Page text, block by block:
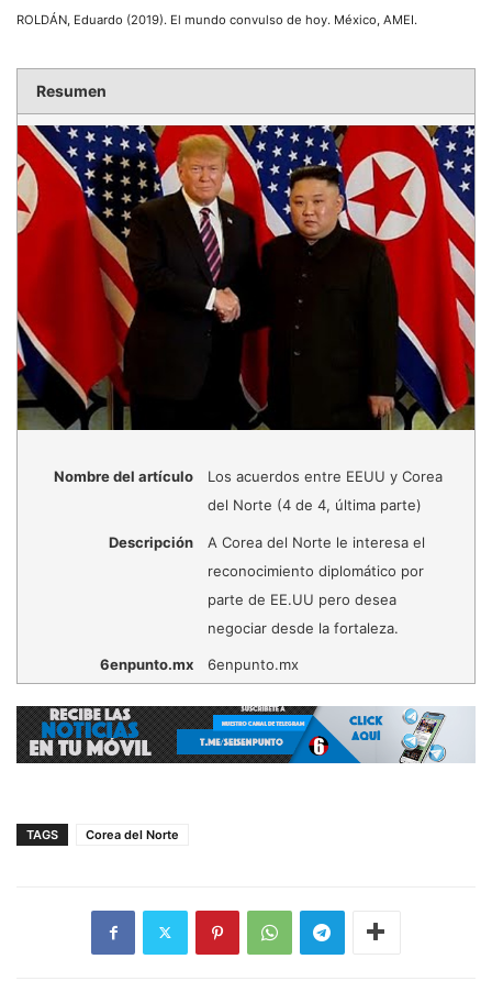
ROLDÁN, Eduardo (2019). El mundo convulso de hoy. México, AMEI.
Resumen
Nombre del artículo
Los acuerdos entre EEUU y Corea
del Norte (4 de 4, última parte)
Descripción
A Corea del Norte le interesa el
reconocimiento diplomático por
parte de EE.UU pero desea
negociar desde la fortaleza.
6enpunto.mx 6enpunto.mx
TAGS Corea del Norte